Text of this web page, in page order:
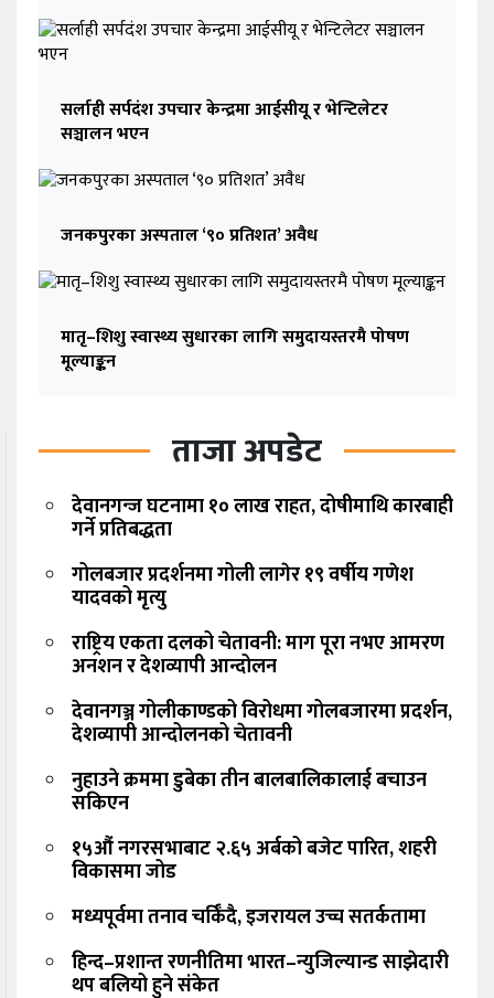
सर्लाही सर्पदंश उपचार केन्द्रमा आईसीयू र भेन्टिलेटर
सञ्चालन भएन
जनकपुरका अस्पताल ‘९० प्रतिशत’ अवैध
मातृ–शिशु स्वास्थ्य सुधारका लागि समुदायस्तरमै पोषण
मूल्याङ्कन
ताजा अपडेट
देवानगन्ज घटनामा १० लाख राहत, दोषीमाथि कारबाही
गर्ने प्रतिबद्धता
गोलबजार प्रदर्शनमा गोली लागेर १९ वर्षीय गणेश
यादवको मृत्यु
राष्ट्रिय एकता दलको चेतावनी: माग पूरा नभए आमरण
अनशन र देशव्यापी आन्दोलन
देवानगञ्ज गोलीकाण्डको विरोधमा गोलबजारमा प्रदर्शन,
देशव्यापी आन्दोलनको चेतावनी
नुहाउने क्रममा डुबेका तीन बालबालिकालाई बचाउन
सकिएन
१५औं नगरसभाबाट २.६५ अर्बको बजेट पारित, शहरी
विकासमा जोड
मध्यपूर्वमा तनाव चर्किँदै, इजरायल उच्च सतर्कतामा
हिन्द–प्रशान्त रणनीतिमा भारत–न्युजिल्यान्ड साझेदारी
थप बलियो हुने संकेत